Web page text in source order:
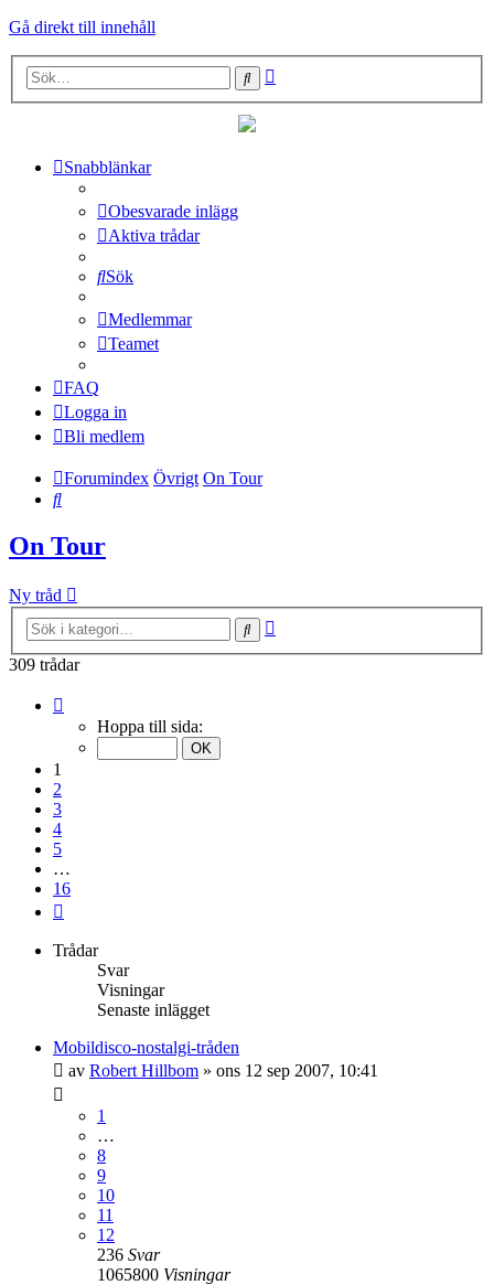
Gå direkt till innehåll
Sök
Snabblänkar
Obesvarade inlägg
Aktiva trådar
Sök
Medlemmar
Teamet
FAQ
Logga in
Bli medlem
Forumindex Övrigt On Tour
Sök
On Tour
Ny tråd
Sök
309 trådar
Hoppa till sida:
1
2
3
4
5
…
16
Trådar
Svar
Visningar
Senaste inlägget
Mobildisco-nostalgi-tråden
av Robert Hillbom » ons 12 sep 2007, 10:41
1
…
8
9
10
11
12
236 Svar
1065800 Visningar